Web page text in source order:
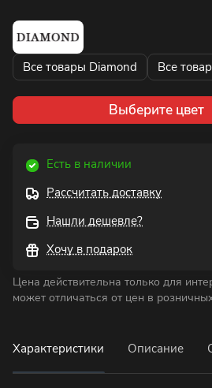
Все товары Diamond Все
Выберите цвет
Есть в наличии
Рассчитать доставку
Нашли дешевле?
Хочу в подарок
Цена действительна только для
может отличаться от цен в
Характеристики Описание